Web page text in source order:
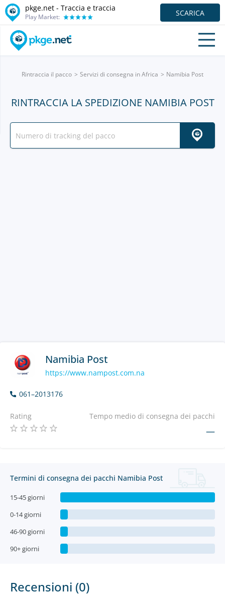
pkge.net - Traccia e traccia
Play Market: SCARICA
Rintraccia il pacco Servizi di consegna in Africa Namibia Post
RINTRACCIA LA SPEDIZIONE NAMIBIA POST
Namibia Post
https://www.nampost.com.na
061–2013176
Rating Tempo medio di consegna dei pacchi
—
Termini di consegna dei pacchi Namibia Post
15-45 giorni
0-14 giorni
46-90 giorni
90+ giorni
Recensioni (0)